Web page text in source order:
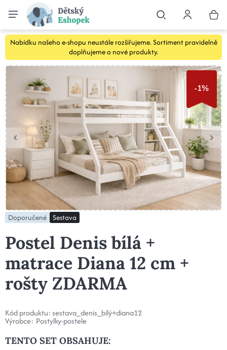
Nabídku našeho e-shopu neustále rozšiřujeme. Sortiment pravidelně
doplňujeme o nové produkty.
-1%
Doporučené Sestava
Postel Denis bílá +
matrace Diana 12 cm +
rošty ZDARMA
Kód produktu: sestava_denis_bílý+diana12
Výrobce: Postylky-postele
TENTO SET OBSAHUJE: